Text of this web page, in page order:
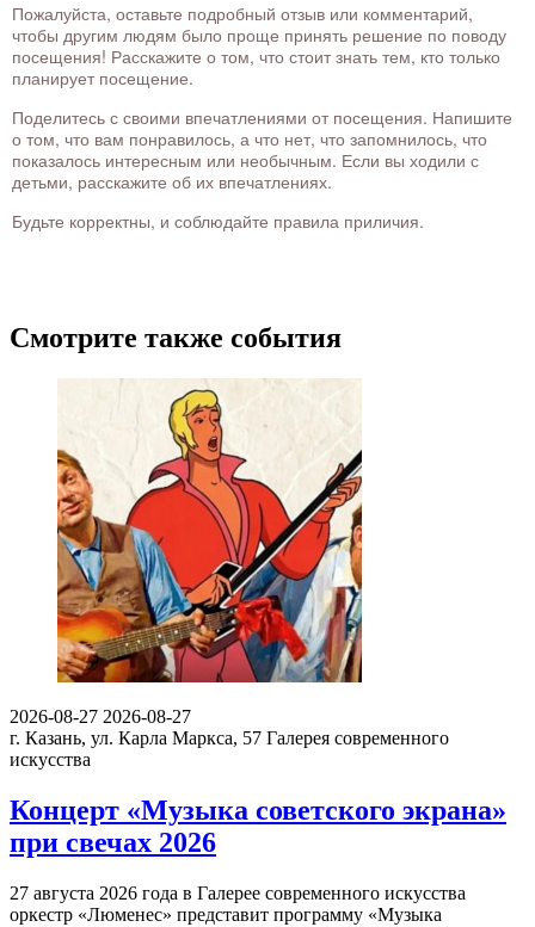
Пожалуйста, оставьте подробный отзыв или комментарий,
чтобы другим людям было проще принять решение по поводу
посещения! Расскажите о том, что стоит знать тем, кто только
планирует посещение.
Поделитесь с своими впечатлениями от посещения. Напишите
о том, что вам понравилось, а что нет, что запомнилось, что
показалось интересным или необычным. Если вы ходили с
детьми, расскажите об их впечатлениях.
Будьте корректны, и соблюдайте правила приличия.
Смотрите также события
2026-08-27 2026-08-27
г. Казань, ул. Карла Маркса, 57 Галерея современного
искусства
Концерт «Музыка советского экрана»
при свечах 2026
27 августа 2026 года в Галерее современного искусства
оркестр «Люменес» представит программу «Музыка